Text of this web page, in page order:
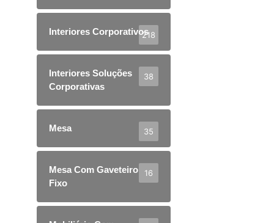
Interiores Corporativos218
Interiores Soluções
Corporativas
38
Mesa 35
Mesa Com Gaveteiro
Fixo
16